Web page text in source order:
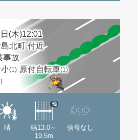
(木)12:01
北町 付近
事故
(1) 原付自転車(1)
晴
幅13.0～
19.5m
他
信号なし